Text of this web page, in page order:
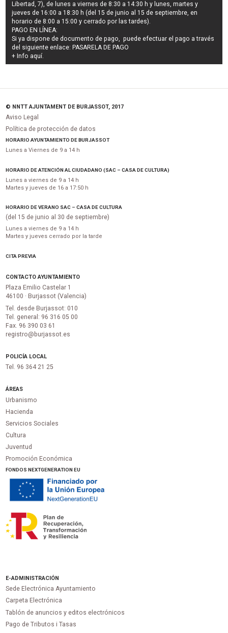
Libertad, 7), de lunes a viernes de 8:30 a 14:30 h y lunes, martes y
jueves de 16:00 a 18:30 h (del 15 de junio al 15 de septiembre, en
horario de 8:00 a 15:00 y cerrado por las tardes).
PAGO EN LÍNEA:
Si ya dispone de documento de pago, puede efectuar el pago a través
del siguiente enlace: PASARELA DE PAGO
+ Info aquí.
© NNTT AJUNTAMENT DE BURJASSOT, 2017
Aviso Legal
Política de protección de datos
HORARIO AYUNTAMIENTO DE BURJASSOT
Lunes a Viernes de 9 a 14 h
HORARIO DE ATENCIÓN AL CIUDADANO (SAC – CASA DE CULTURA)
Lunes a viernes de 9 a 14 h
Martes y jueves de 16 a 17:50 h
HORARIO DE VERANO SAC – CASA DE CULTURA
(del 15 de junio al 30 de septiembre)
Lunes a viernes de 9 a 14 h
Martes y jueves cerrado por la tarde
CITA PREVIA
CONTACTO AYUNTAMIENTO
Plaza Emilio Castelar 1
46100 · Burjassot (Valencia)
Tel. desde Burjassot: 010
Tel. general: 96 316 05 00
Fax. 96 390 03 61
registro@burjassot.es
POLICÍA LOCAL
Tel. 96 364 21 25
ÁREAS
Urbanismo
Hacienda
Servicios Sociales
Cultura
Juventud
Promoción Económica
FONDOS NEXTGENERATION EU
E-ADMINISTRACIÓN
Sede Electrónica Ayuntamiento
Carpeta Electrónica
Tablón de anuncios y editos electrónicos
Pago de Tributos i Tasas